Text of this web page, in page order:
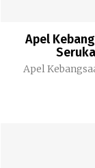
Apel
Apel